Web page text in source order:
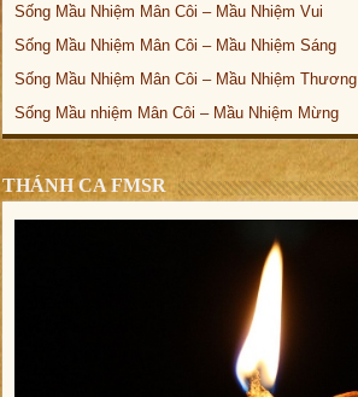
Sống Mầu Nhiệm Mân Côi – Mầu Nhiệm Vui
Sống Mầu Nhiệm Mân Côi – Mầu Nhiệm Sáng
Sống Mầu Nhiệm Mân Côi – Mầu Nhiệm Thương
Sống Mầu nhiệm Mân Côi – Mầu Nhiệm Mừng
THÁNH CA FMSR